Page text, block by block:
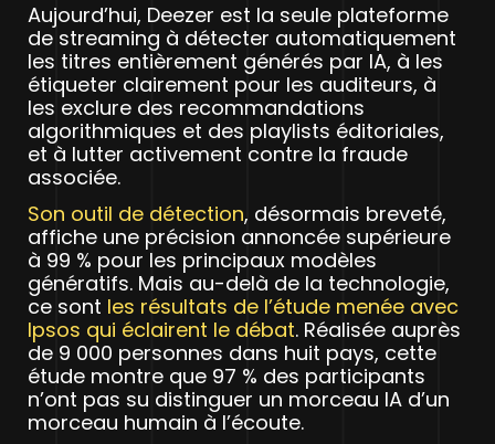
Aujourd’hui, Deezer est la seule plateforme
de streaming à détecter automatiquement
les titres entièrement générés par IA, à les
étiqueter clairement pour les auditeurs, à
les exclure des recommandations
algorithmiques et des playlists éditoriales,
et à lutter activement contre la fraude
associée.
Son outil de détection, désormais breveté,
affiche une précision annoncée supérieure
à 99 % pour les principaux modèles
génératifs. Mais au-delà de la technologie,
ce sont les résultats de l’étude menée avec
Ipsos qui éclairent le débat. Réalisée auprès
de 9 000 personnes dans huit pays, cette
étude montre que 97 % des participants
n’ont pas su distinguer un morceau IA d’un
morceau humain à l’écoute.